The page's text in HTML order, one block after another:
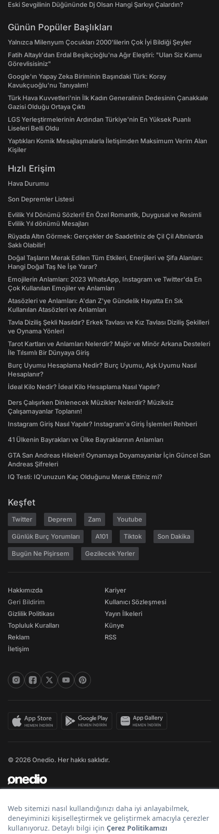
Eski Sevgilinin Düğününde Dj Olsan Hangi Şarkıyı Çalardın?
Günün Popüler Başlıkları
Yalnızca Milenyum Çocukları 2000'lilerin Çok İyi Bildiği Şeyler
Fatih Altaylı'dan Erdal Beşikçioğlu'na Ağır Eleştiri: "Ulan Siz Kamu
Görevlisisiniz"
Google'ın Yapay Zeka Biriminin Başındaki Türk: Koray
Kavukçuoğlu'nu Tanıyalım!
Türk Hava Kuvvetleri'nin İlk Kadın Generalinin Dedesinin Çanakkale
Gazisi Olduğu Ortaya Çıktı
LGS Yerleştirmelerinin Ardından Türkiye'nin En Yüksek Puanlı
Liseleri Belli Oldu
Yaptıkları Komik Mesajlaşmalarla İletişimden Maksimum Verim Alan
Kişiler
Hızlı Erişim
Hava Durumu
Son Depremler Listesi
Evlilik Yıl Dönümü Sözleri! En Özel Romantik, Duygusal ve Resimli
Evlilik Yıl dönümü Mesajları
Rüyada Altın Görmek: Gerçekler de Saadetiniz de Çil Çil Altınlarda
Saklı Olabilir!
Doğal Taşların Merak Edilen Tüm Etkileri, Enerjileri ve Şifa Alanları:
Hangi Doğal Taş Ne İşe Yarar?
Emojilerin Anlamları: 2023 WhatsApp, Instagram ve Twitter'da En
Çok Kullanılan Emojiler ve Anlamları
Atasözleri ve Anlamları: A'dan Z'ye Gündelik Hayatta En Sık
Kullanılan Atasözleri ve Anlamları
Tavla Diziliş Şekli Nasıldır? Erkek Tavlası ve Kız Tavlası Diziliş Şekilleri
ve Oynama Yönleri
Tarot Kartları ve Anlamları Nelerdir? Majör ve Minör Arkana Desteleri
İle Tılsımlı Bir Dünyaya Giriş
Burç Uyumu Hesaplama Nedir? Burç Uyumu, Aşk Uyumu Nasıl
Hesaplanır?
İdeal Kilo Nedir? İdeal Kilo Hesaplama Nasıl Yapılır?
Ders Çalışırken Dinlenecek Müzikler Nelerdir? Müziksiz
Çalışamayanlar Toplanın!
Instagram Giriş Nasıl Yapılır? Instagram'a Giriş İşlemleri Rehberi
41 Ülkenin Bayrakları ve Ülke Bayraklarının Anlamları
GTA San Andreas Hileleri! Oynamaya Doyamayanlar İçin Güncel San
Andreas Şifreleri
IQ Testi: IQ'unuzun Kaç Olduğunu Merak Ettiniz mi?
Keşfet
Twitter Deprem Zam Youtube
Günlük Burç Yorumları A101 Tiktok Son Dakika
Bugün Ne Pişirsem Gezilecek Yerler
Hakkımızda
Geri Bildirim
Gizlilik Politikası
Topluluk Kuralları
Reklam
İletişim
Kariyer
Kullanıcı Sözleşmesi
Yayın İlkeleri
Künye
RSS
© 2026 Onedio. Her hakkı saklıdır.
Bir markasıdır.